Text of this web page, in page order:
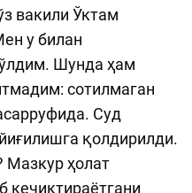
вакили Ўктам
у билан
Шунда ҳам
сотилмаган
Суд
қолдирилди.
Мазкур ҳолат
кечиктираётгани